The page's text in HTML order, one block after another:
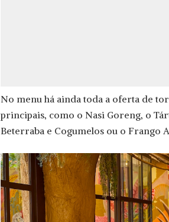
No menu há ainda toda a oferta de
principais, como o Nasi Goreng, o
Beterraba e Cogumelos ou o Frango